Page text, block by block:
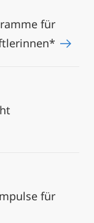
für
für